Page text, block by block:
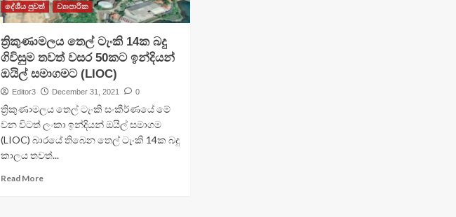
දේශීය පුවත් ව්‍යාපාරික
ත්‍රිකුණාමලය තෙල් ටැංකි 14ක බදු
ගිවිසුම තවත් වසර 50කට ඉන්දියන්
ඔයිල් සමාගමට (LIOC)
Editor3 December 31, 2021 0
ත්‍රිකුණාමලය තෙල් ටැංකි සංකීර්ණයේ මේ
වන විටත් ලංකා ඉන්දියන් ඔයිල් සමාගම
(LIOC) බාරයේ තිබෙන තෙල් ටැංකි 14ක බදු
කාලය තවත්...
Read More